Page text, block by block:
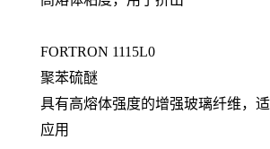
FORTRON 1115L0
聚苯硫醚
具有高熔体强度的增强玻璃纤维，
应用